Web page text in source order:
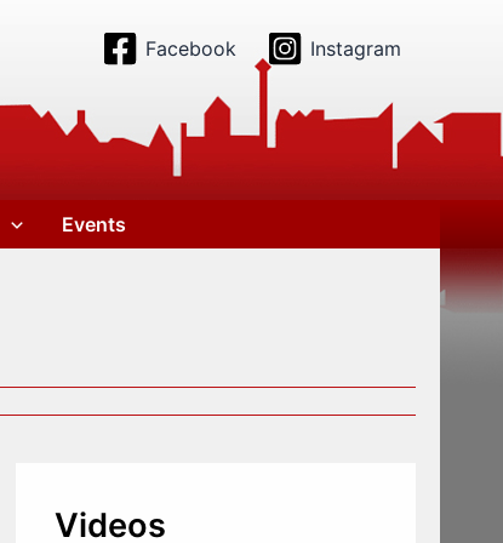
Facebook Instagram
Events
Videos